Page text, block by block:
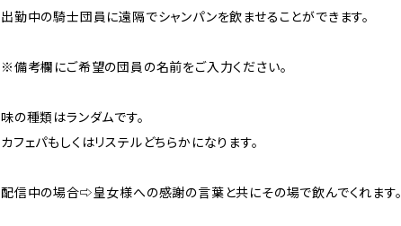
出勤中の騎士団員に遠隔でシャンパンを飲ませることができます。
※備考欄にご希望の団員の名前をご入力ください。
味の種類はランダムです。
カフェパもしくはリステルどちらかになります。
配信中の場合⇨皇女様への感謝の言葉と共にその場で飲んでくれます。